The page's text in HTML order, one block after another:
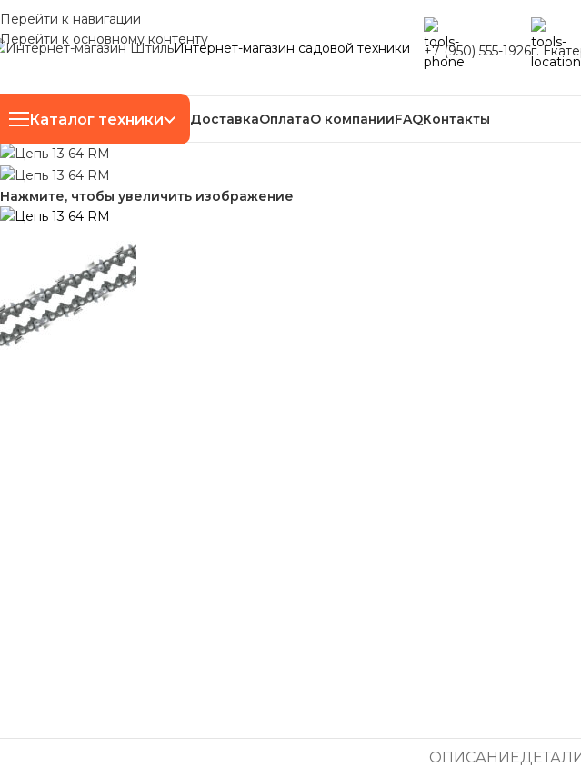
Перейти к навигации
Перейти к основному контенту
Интернет-магазин садовой техники +7 (950) 555-1926г.
Каталог техники ДоставкаОплатаО компанииFAQКонтакты
Нажмите, чтобы увеличить изображение
ОПИСАНИЕ